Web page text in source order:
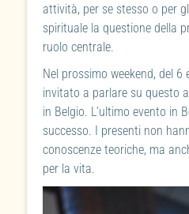
attività, per se stesso o per
spirituale la questione della
ruolo centrale.
Nel prossimo weekend, del 6
invitato a parlare su questo
in Belgio. L’ultimo evento in
successo. I presenti non
conoscenze teoriche, ma
per la vita.